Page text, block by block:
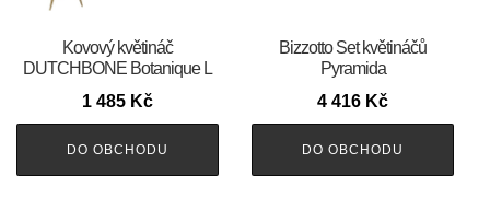
Kovový květináč
DUTCHBONE Botanique L
1 485 Kč
DO OBCHODU
Bizzotto Set květináčů
Pyramida
4 416 Kč
DO OBCHODU